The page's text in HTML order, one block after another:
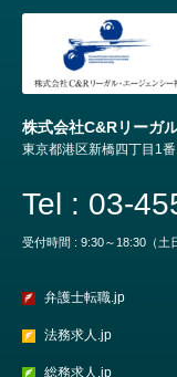
弁護士転職.jp
法務求人.jp
総務求人.jp
株式会社C&Rリーガ
東京都港区新橋四丁目1
Tel : 03-
受付時間 : 9:30～18:30（土